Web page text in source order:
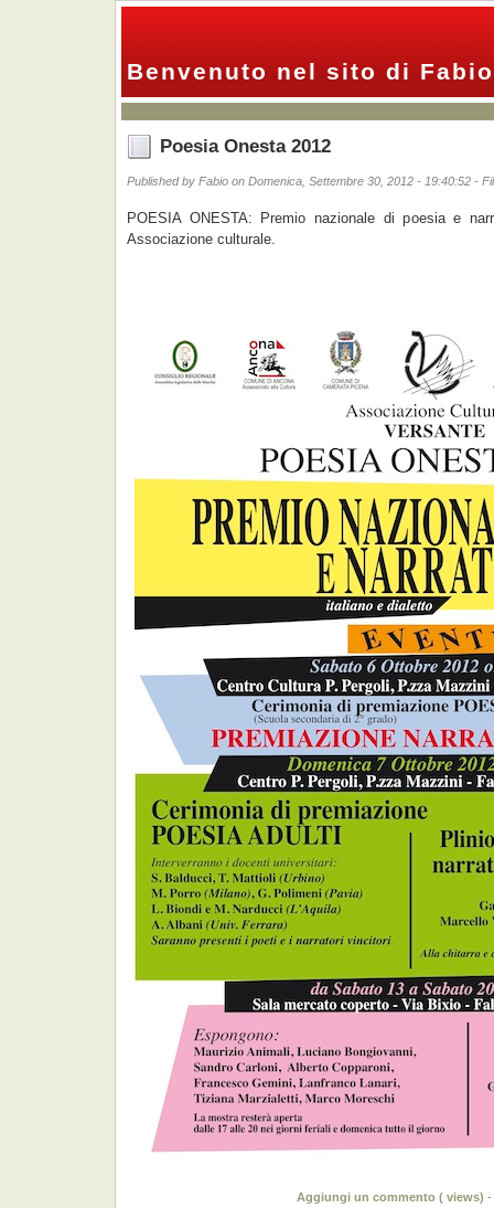
Benvenuto nel sito di
Poesia Onesta 2012
Published by Fabio on Domenica, Settembre 30, 2012 - 19:40:52 -
POESIA ONESTA: Premio nazionale di poesia e
Associazione culturale.
Aggiungi un commento ( views) -